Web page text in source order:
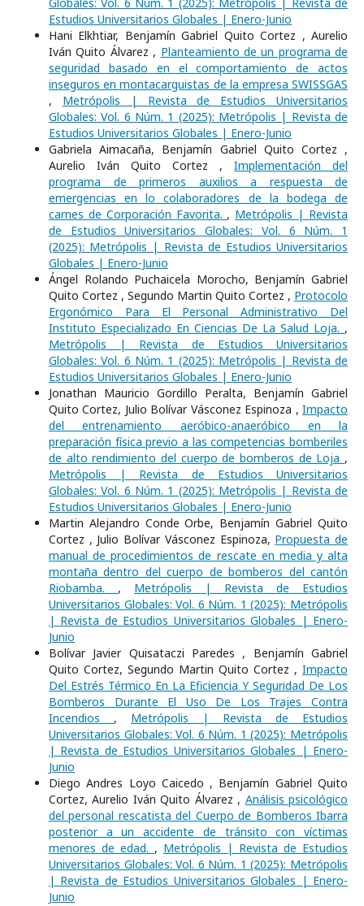
Globales: Vol. 6 Núm. 1 (2025): Metrópolis | Revista de
Estudios Universitarios Globales | Enero-Junio
Hani Elkhtiar, Benjamín Gabriel Quito Cortez , Aurelio
Iván Quito Álvarez , Planteamiento de un programa de
seguridad basado en el comportamiento de actos
inseguros en montacarguistas de la empresa SWISSGAS
, Metrópolis | Revista de Estudios Universitarios
Globales: Vol. 6 Núm. 1 (2025): Metrópolis | Revista de
Estudios Universitarios Globales | Enero-Junio
Gabriela Aimacaña, Benjamín Gabriel Quito Cortez ,
Aurelio Iván Quito Cortez , Implementación del
programa de primeros auxilios a respuesta de
emergencias en lo colaboradores de la bodega de
carnes de Corporación Favorita. , Metrópolis | Revista
de Estudios Universitarios Globales: Vol. 6 Núm. 1
(2025): Metrópolis | Revista de Estudios Universitarios
Globales | Enero-Junio
Ángel Rolando Puchaicela Morocho, Benjamín Gabriel
Quito Cortez , Segundo Martin Quito Cortez , Protocolo
Ergonómico Para El Personal Administrativo Del
Instituto Especializado En Ciencias De La Salud Loja. ,
Metrópolis | Revista de Estudios Universitarios
Globales: Vol. 6 Núm. 1 (2025): Metrópolis | Revista de
Estudios Universitarios Globales | Enero-Junio
Jonathan Mauricio Gordillo Peralta, Benjamín Gabriel
Quito Cortez, Julio Bolívar Vásconez Espinoza , Impacto
del entrenamiento aeróbico-anaeróbico en la
preparación física previo a las competencias bomberiles
de alto rendimiento del cuerpo de bomberos de Loja ,
Metrópolis | Revista de Estudios Universitarios
Globales: Vol. 6 Núm. 1 (2025): Metrópolis | Revista de
Estudios Universitarios Globales | Enero-Junio
Martin Alejandro Conde Orbe, Benjamín Gabriel Quito
Cortez , Julio Bolívar Vásconez Espinoza, Propuesta de
manual de procedimientos de rescate en media y alta
montaña dentro del cuerpo de bomberos del cantón
Riobamba. , Metrópolis | Revista de Estudios
Universitarios Globales: Vol. 6 Núm. 1 (2025): Metrópolis
| Revista de Estudios Universitarios Globales | Enero-
Junio
Bolívar Javier Quisataczi Paredes , Benjamín Gabriel
Quito Cortez, Segundo Martin Quito Cortez , Impacto
Del Estrés Térmico En La Eficiencia Y Seguridad De Los
Bomberos Durante El Uso De Los Trajes Contra
Incendios , Metrópolis | Revista de Estudios
Universitarios Globales: Vol. 6 Núm. 1 (2025): Metrópolis
| Revista de Estudios Universitarios Globales | Enero-
Junio
Diego Andres Loyo Caicedo , Benjamín Gabriel Quito
Cortez, Aurelio Iván Quito Álvarez , Análisis psicológico
del personal rescatista del Cuerpo de Bomberos Ibarra
posterior a un accidente de tránsito con víctimas
menores de edad. , Metrópolis | Revista de Estudios
Universitarios Globales: Vol. 6 Núm. 1 (2025): Metrópolis
| Revista de Estudios Universitarios Globales | Enero-
Junio